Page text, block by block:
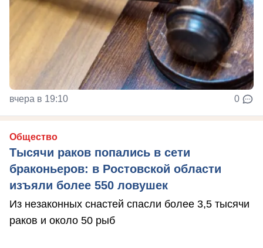
вчера в 19:10 0
Общество
Тысячи раков попались в сети
браконьеров: в Ростовской области
изъяли более 550 ловушек
Из незаконных снастей спасли более 3,5 тысячи
раков и около 50 рыб